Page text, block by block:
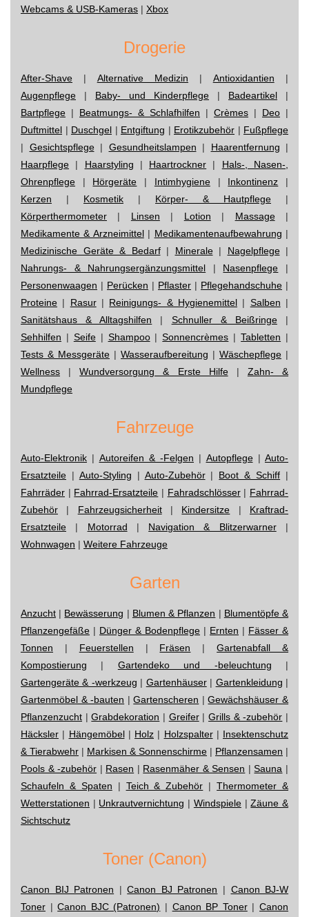
Webcams & USB-Kameras | Xbox
Drogerie
After-Shave | Alternative Medizin | Antioxidantien |
Augenpflege | Baby- und Kinderpflege | Badeartikel |
Bartpflege | Beatmungs- & Schlafhilfen | Crèmes | Deo |
Duftmittel | Duschgel | Entgiftung | Erotikzubehör | Fußpflege
| Gesichtspflege| Gesundheitslampen | Haarentfernung |
Haarpflege | Haarstyling | Haartrockner | Hals-, Nasen-,
Ohrenpflege | Hörgeräte | Intimhygiene| Inkontinenz |
Kerzen | Kosmetik | Körper- & Hautpflege |
Körperthermometer | Linsen | Lotion | Massage|
Medikamente & Arzneimittel| Medikamentenaufbewahrung |
Medizinische Geräte & Bedarf| Minerale| Nagelpflege|
Nahrungs- & Nahrungsergänzungsmittel | Nasenpflege |
Personenwaagen | Perücken | Pflaster | Pflegehandschuhe |
Proteine | Rasur| Reinigungs- & Hygienemittel | Salben |
Sanitätshaus & Alltagshilfen | Schnuller & Beißringe|
Sehhilfen | Seife| Shampoo|Sonnencrèmes |Tabletten |
Tests & Messgeräte | Wasseraufbereitung | Wäschepflege |
Wellness |Wundversorgung & Erste Hilfe| Zahn- &
Mundpflege
Fahrzeuge
Auto-Elektronik | Autoreifen & -Felgen | Autopflege| Auto-
Ersatzteile | Auto-Styling | Auto-Zubehör| Boot & Schiff |
Fahrräder | Fahrrad-Ersatzteile | Fahradschlösser| Fahrrad-
Zubehör | Fahrzeugsicherheit| Kindersitze | Kraftrad-
Ersatzteile | Motorrad | Navigation & Blitzerwarner|
Wohnwagen | Weitere Fahrzeuge
Garten
Anzucht | Bewässerung | Blumen & Pflanzen | Blumentöpfe &
Pflanzengefäße | Dünger & Bodenpflege | Ernten | Fässer &
Tonnen | Feuerstellen | Fräsen |Gartenabfall &
Kompostierung | Gartendeko und -beleuchtung |
Gartengeräte & -werkzeug | Gartenhäuser| Gartenkleidung |
Gartenmöbel & -bauten |Gartenscheren |Gewächshäuser &
Pflanzenzucht |Grabdekoration | Greifer|Grills & -zubehör |
Häcksler | Hängemöbel| Holz | Holzspalter| Insektenschutz
& Tierabwehr | Markisen & Sonnenschirme | Pflanzensamen |
Pools & -zubehör | Rasen | Rasenmäher & Sensen |Sauna |
Schaufeln & Spaten | Teich & Zubehör |Thermometer &
Wetterstationen | Unkrautvernichtung | Windspiele|Zäune &
Sichtschutz
Toner (Canon)
Canon BIJ Patronen |Canon BJ Patronen | Canon BJ-W
Toner |Canon BJC (Patronen) | Canon BP Toner|Canon